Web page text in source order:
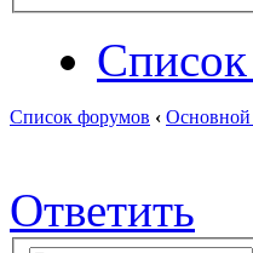
Список форумов ‹
Ответить